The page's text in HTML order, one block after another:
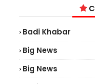
Badi Khabar
Big News
Big News